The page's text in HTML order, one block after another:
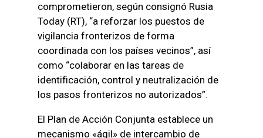
comprometieron, según consignó Rusia
Today (RT), “a reforzar los puestos de
vigilancia fronterizos de forma
coordinada con los países vecinos”, así
como “colaborar en las tareas de
identificación, control y neutralización de
los pasos fronterizos no autorizados”.
El Plan de Acción Conjunta establece un
mecanismo «ágil» de intercambio de